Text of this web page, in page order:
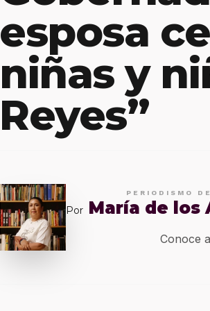
esposa
niñas y
Reyes”
PERIODISMO
Por María de los
Conoce